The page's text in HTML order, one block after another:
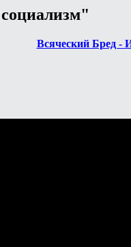
Всяческий Бред -